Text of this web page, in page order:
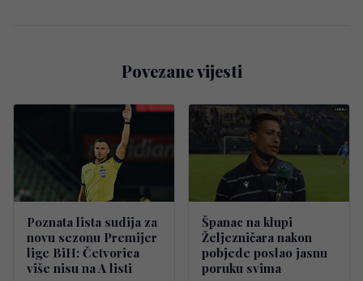
Povezane vijesti
Poznata lista sudija za
novu sezonu Premijer
lige BiH: Četvorica
više nisu na A listi
Španac na klupi
Željezničara nakon
pobjede poslao jasnu
poruku svima